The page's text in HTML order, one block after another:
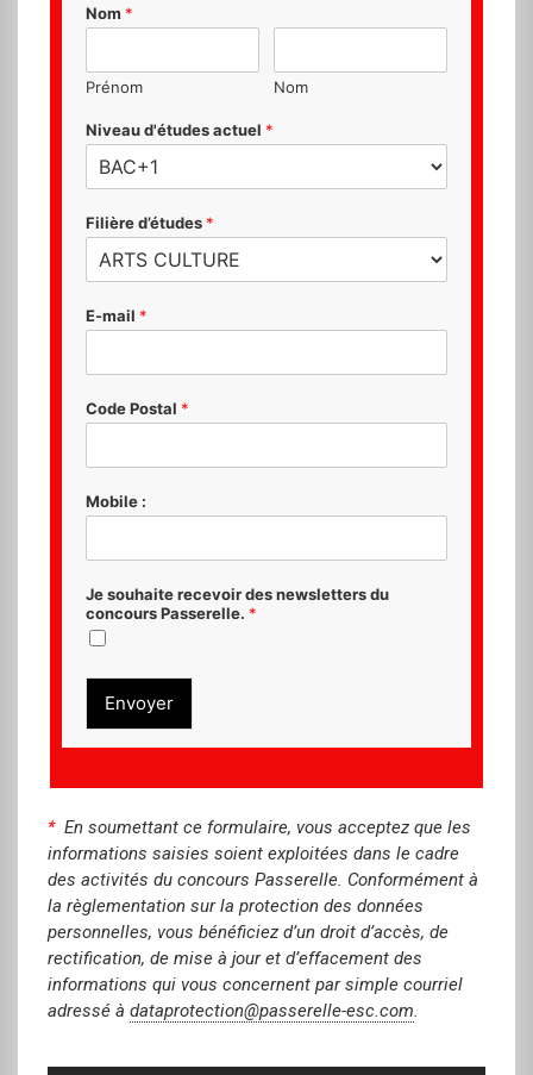
Nom *
Prénom Nom
Niveau d'études actuel *
Filière d’études *
E-mail *
Code Postal *
Mobile :
Je souhaite recevoir des newsletters du
concours Passerelle. *
Envoyer
*En soumettant ce formulaire, vous acceptez que les
informations saisies soient exploitées dans le cadre
des activités du concours Passerelle. Conformément à
la règlementation sur la protection des données
personnelles, vous bénéficiez d’un droit d’accès, de
rectification, de mise à jour et d’effacement des
informations qui vous concernent par simple courriel
adressé à dataprotection@passerelle-esc. com